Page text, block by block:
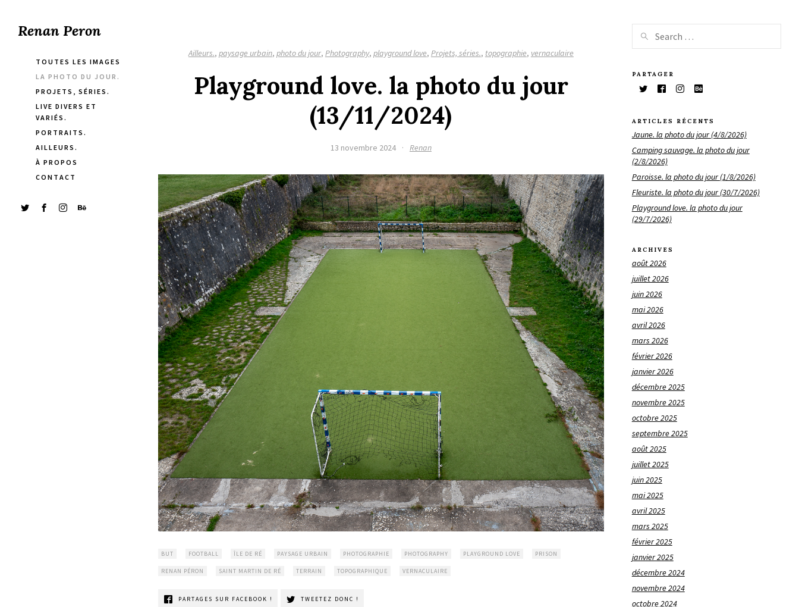
Renan Peron
TOUTES LES IMAGES
LA PHOTO DU JOUR.
PROJETS, SÉRIES.
LIVE DIVERS ET
VARIÉS.
PORTRAITS.
AILLEURS.
À PROPOS
CONTACT
Ailleurs., paysage urbain, photo du jour, Photography, playground love, Projets, séries., topographie, vernaculaire
Playground love. la photo du jour
(13/11/2024)
13 novembre 2024 · Renan
BUT FOOTBALL ÎLE DE RÉ PAYSAGE URBAIN PHOTOGRAPHIE PHOTOGRAPHY PLAYGROUND LOVE PRISON
RENAN PÉRON SAINT MARTIN DE RÉ TERRAIN TOPOGRAPHIQUE VERNACULAIRE
PARTAGES SUR FACEBOOK ! TWEETEZ DONC !
PARTAGER
ARTICLES RÉCENTS
Jaune. la photo du jour (4/8/2026)
Camping sauvage. la photo du jour
(2/8/2026)
Paroisse. la photo du jour (1/8/2026)
Fleuriste. la photo du jour (30/7/2026)
Playground love. la photo du jour
(29/7/2026)
ARCHIVES
août 2026
juillet 2026
juin 2026
mai 2026
avril 2026
mars 2026
février 2026
janvier 2026
décembre 2025
novembre 2025
octobre 2025
septembre 2025
août 2025
juillet 2025
juin 2025
mai 2025
avril 2025
mars 2025
février 2025
janvier 2025
décembre 2024
novembre 2024
octobre 2024